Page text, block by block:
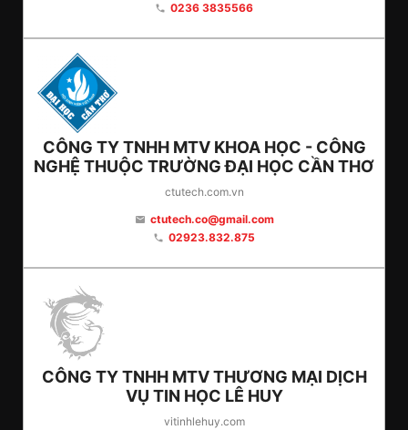
phone 0236 3835566
CÔNG TY TNHH MTV KHOA HỌC - CÔNG
NGHỆ THUỘC TRƯỜNG ĐẠI HỌC CẦN THƠ
ctutech.com.vn
email ctutech.co@gmail.com
phone 02923.832.875
CÔNG TY TNHH MTV THƯƠNG MẠI DỊCH
VỤ TIN HỌC LÊ HUY
vitinhlehuy.com